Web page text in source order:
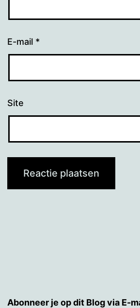
E-mail *
Site
Abonneer je op dit Blog via E-